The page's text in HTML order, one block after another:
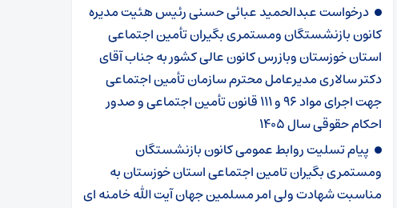
درخواست عبدالحمید عبائی حسنی رئیس هئیت مدیره
کانون بازنشستگان ومستمری بگیران تأمین اجتماعی
استان خوزستان وبازرس کانون عالی کشور به جناب آقای
دکتر سالاری مدیرعامل محترم سازمان تأمین اجتماعی
جهت اجرای مواد ۹۶ و ۱۱۱ قانون تأمین اجتماعی و صدور
احکام حقوقی سال ۱۴۰۵
پیام تسلیت روابط عمومی کانون بازنشستگان
ومستمری بگیران تامین اجتماعی استان خوزستان به
مناسبت شهادت ولی امر مسلمین جهان آیت الله خامنه ای